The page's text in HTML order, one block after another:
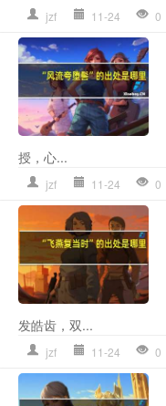
jzf 11-24 0
授，心...
jzf 11-24 0
发皓齿，双...
jzf 11-24 0